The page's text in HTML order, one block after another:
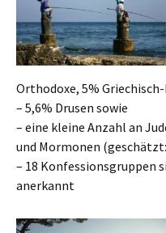
Orthodoxe, 5%
– 5,6% Drusen sowie
– eine kleine Anzahl an
und Mormonen
– 18 Konfessionsgruppen
anerkannt